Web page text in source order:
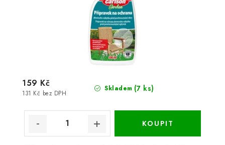
Skladem (7 ks)
131 Kč bez DPH
159 Kč